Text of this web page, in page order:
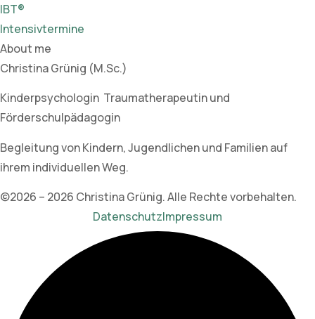
IBT®
Intensivtermine
About me
Christina Grünig (M.Sc.)
Kinderpsychologin Traumatherapeutin und
Förderschulpädagogin
Begleitung von Kindern, Jugendlichen und Familien auf
ihrem individuellen Weg.
©2026 – 2026 Christina Grünig. Alle Rechte vorbehalten.
DatenschutzImpressum